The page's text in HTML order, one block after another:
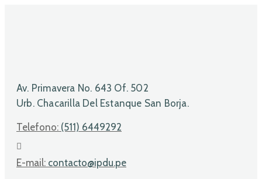
Av. Primavera No. 643 Of. 502
Urb. Chacarilla Del Estanque San Borja.
Telefono: (511) 6449292
E-mail: contacto@ipdu.pe